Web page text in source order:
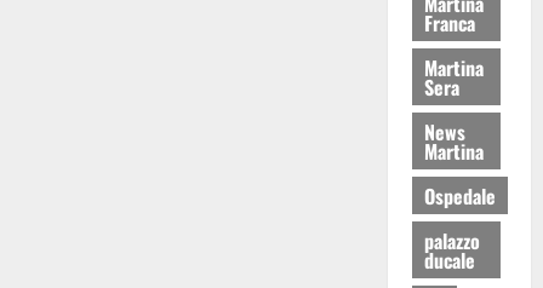
Franca
Martina
Sera
News
Martina
Ospedale
palazzo
ducale